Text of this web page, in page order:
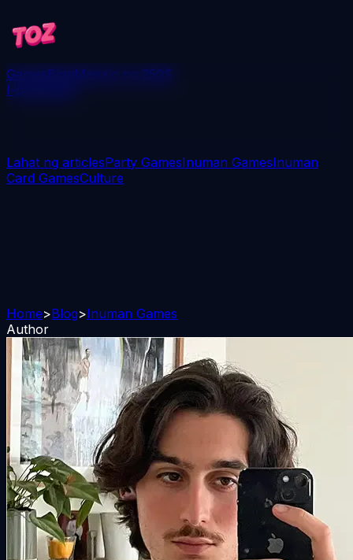
GamesBlogManalo ng 250$
I-download
Lahat ng articlesParty GamesInuman GamesInuman
Card GamesCulture
Home>Blog>Inuman Games
Author